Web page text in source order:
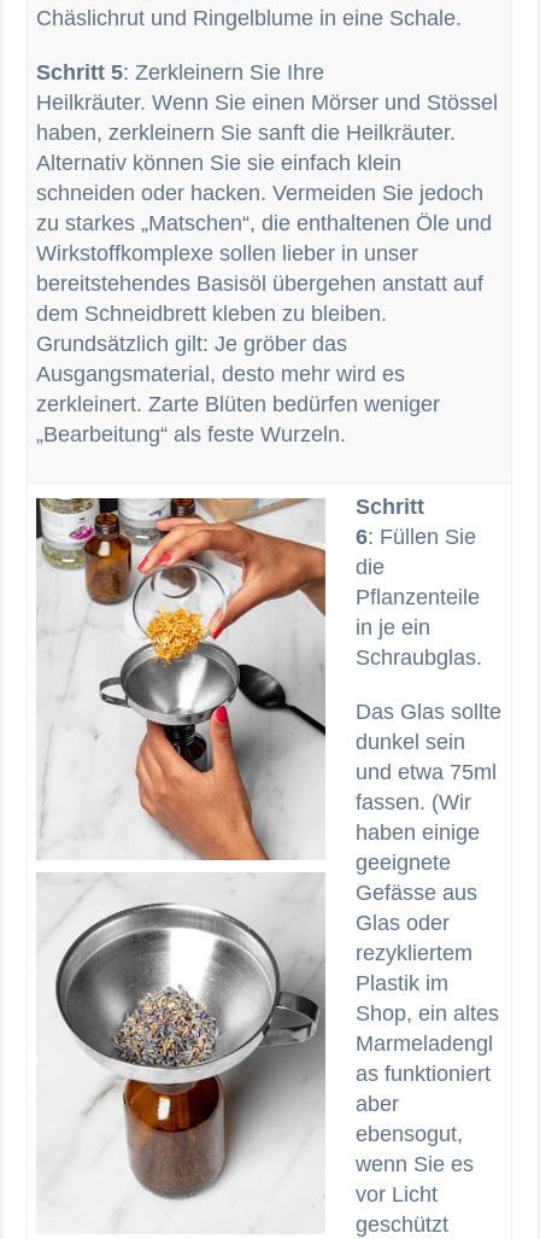
Chäslichrut und Ringelblume in eine Schale.
Schritt 5: Zerkleinern Sie Ihre
Heilkräuter. Wenn Sie einen Mörser und Stössel
haben, zerkleinern Sie sanft die Heilkräuter.
Alternativ können Sie sie einfach klein
schneiden oder hacken. Vermeiden Sie jedoch
zu starkes „Matschen“, die enthaltenen Öle und
Wirkstoffkomplexe sollen lieber in unser
bereitstehendes Basisöl übergehen anstatt auf
dem Schneidbrett kleben zu bleiben.
Grundsätzlich gilt: Je gröber das
Ausgangsmaterial, desto mehr wird es
zerkleinert. Zarte Blüten bedürfen weniger
„Bearbeitung“ als feste Wurzeln.
Schritt
6: Füllen Sie
die
Pflanzenteile
in je ein
Schraubglas.
Das Glas sollte
dunkel sein
und etwa 75ml
fassen. (Wir
haben einige
geeignete
Gefässe aus
Glas oder
rezykliertem
Plastik im
Shop, ein altes
Marmeladengl
as funktioniert
aber
ebensogut,
wenn Sie es
vor Licht
geschützt